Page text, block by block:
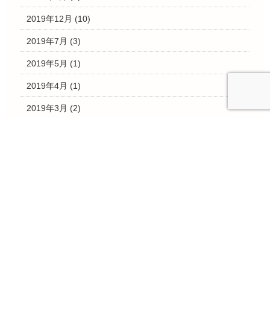
2019年12月 (10)
2019年7月 (3)
2019年5月 (1)
2019年4月 (1)
2019年3月 (2)